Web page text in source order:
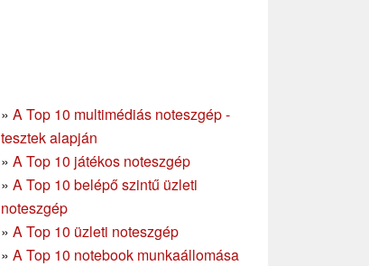
» A Top 10 multimédiás noteszgép -
tesztek alapján
» A Top 10 játékos noteszgép
» A Top 10 belépő szintű üzleti
noteszgép
» A Top 10 üzleti noteszgép
» A Top 10 notebook munkaállomása